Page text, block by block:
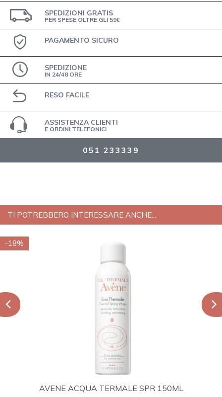
SPEDIZIONI GRATIS
PER SPESE OLTRE GLI 59€
PAGAMENTO SICURO
SPEDIZIONE
IN 24/48 ORE
RESO FACILE
ASSISTENZA CLIENTI
E ORDINI TELEFONICI
051 233339
TI POTREBBERO INTERESSARE ANCHE...
AVENE ACQUA TERMALE SPR 150ML
-18%